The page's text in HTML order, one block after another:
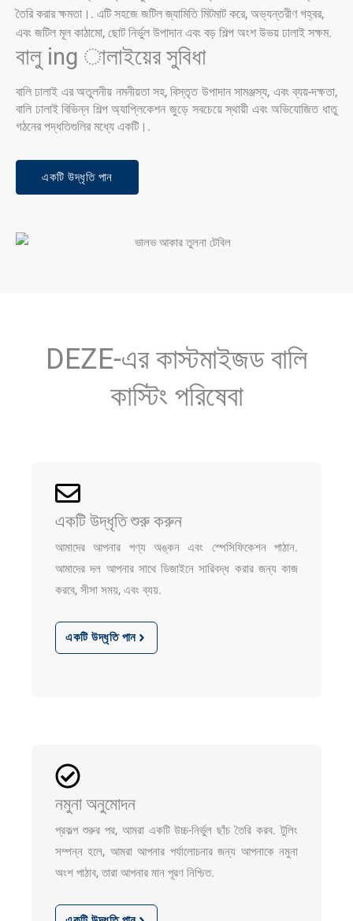
তৈরি করার ক্ষমতা।. এটি সহজে জটিল জ্যামিতি মিটমাট করে, অভ্যন্তরীণ গহ্বর,
এবং জটিল মূল কাঠামো, ছোট নির্ভুল উপাদান এবং বড় শিল্প অংশ উভয় ঢালাই সক্ষম.
বালু ing ালাইয়ের সুবিধা
বালি ঢালাই এর অতুলনীয় নমনীয়তা সহ, বিস্তৃত উপাদান সামঞ্জস্য, এবং ব্যয়-দক্ষতা,
বালি ঢালাই বিভিন্ন শিল্প অ্যাপ্লিকেশন জুড়ে সবচেয়ে স্থায়ী এবং অভিযোজিত ধাতু
গঠনের পদ্ধতিগুলির মধ্যে একটি।.
একটি উদ্ধৃতি পান
DEZE-এর কাস্টমাইজড বালি
কাস্টিং পরিষেবা
একটি উদ্ধৃতি শুরু করুন
আমাদের আপনার পণ্য অঙ্কন এবং স্পেসিফিকেশন পাঠান.
আমাদের দল আপনার সাথে ডিজাইনে সারিবদ্ধ করার জন্য কাজ
করবে, সীসা সময়, এবং ব্যয়.
একটি উদ্ধৃতি পান
নমুনা অনুমোদন
প্রকল্প শুরুর পর, আমরা একটি উচ্চ-নির্ভুল ছাঁচ তৈরি করব. টুলিং
সম্পন্ন হলে, আমরা আপনার পর্যালোচনার জন্য আপনাকে নমুনা
অংশ পাঠাব, তারা আপনার মান পূরণ নিশ্চিত.